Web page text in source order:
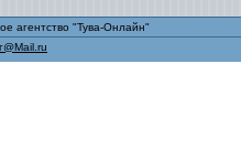
агентство "Тува-Онлайн"